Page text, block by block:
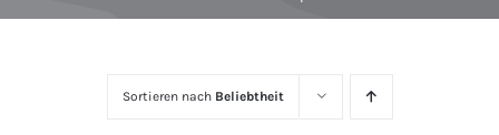
Sortieren nach Beliebtheit